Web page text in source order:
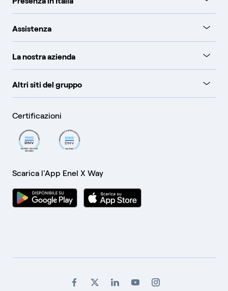
Assistenza
La nostra azienda
Altri siti del gruppo
Certificazioni
Scarica l'App Enel X Way